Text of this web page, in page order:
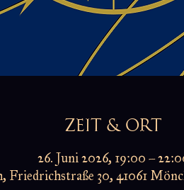
ZEIT & ORT
26. Juni 2026, 19:00 –
Friedrichstraße 30, 41061